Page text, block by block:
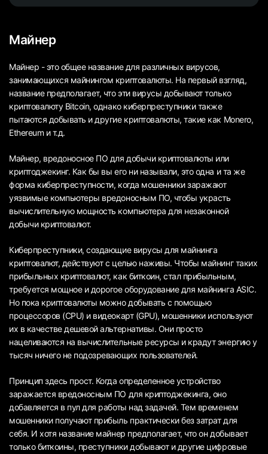
Майнер
Майнер - это общее название для различных вирусов,
занимающихся майнингом криптовалюты. На первый взгляд,
название предполагает, что эти вирусы добывают только
криптовалюту Bitcoin, однако киберпреступники также
пытаются добывать и другие криптовалюты, такие как Monero,
Ethereum и т.д.
Майнер, вредоносное ПО для добычи криптовалюты или
криптоджекинг. Как бы вы его ни называли, это одна и та же
форма киберпреступности, когда мошенники заражают
уязвимые компьютеры вредоносным ПО, чтобы украсть
вычислительную мощность компьютера для незаконной
добычи криптовалют.
Киберпреступники, создающие вирусы для майнинга
криптовалют, действуют с целью наживы. Чтобы майнинг таких
прибыльных криптовалют, как биткоин, стал прибыльным,
требуется мощное и дорогое оборудование для майнинга ASIC.
Но пока криптовалюты можно добывать с помощью
процессоров (CPU) и видеокарт (GPU), мошенники используют
их в качестве дешевой альтернативы. Они просто
нацеливаются на вычислительные ресурсы и крадут энергию у
тысяч ничего не подозревающих пользователей.
Принцип здесь прост. Когда определенное устройство
заражается вредоносным ПО для криптоджекинга, оно
добавляется в пул для работы над задачей. Тем временем
мошенники получают прибыль практически без затрат для
себя. И хотя название майнер предполагает, что он добывает
только биткоины, преступники добывают и другие цифровые